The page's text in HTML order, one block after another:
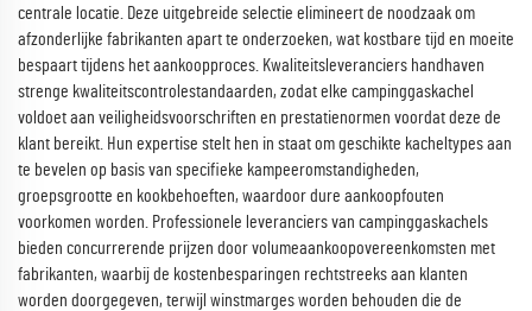
centrale locatie. Deze uitgebreide selectie elimineert de noodzaak om
afzonderlijke fabrikanten apart te onderzoeken, wat kostbare tijd en moeite
bespaart tijdens het aankoopproces. Kwaliteitsleveranciers handhaven
strenge kwaliteitscontrolestandaarden, zodat elke campinggaskachel
voldoet aan veiligheidsvoorschriften en prestatienormen voordat deze de
klant bereikt. Hun expertise stelt hen in staat om geschikte kacheltypes aan
te bevelen op basis van specifieke kampeeromstandigheden,
groepsgrootte en kookbehoeften, waardoor dure aankoopfouten
voorkomen worden. Professionele leveranciers van campinggaskachels
bieden concurrerende prijzen door volumeaankoopovereenkomsten met
fabrikanten, waarbij de kostenbesparingen rechtstreeks aan klanten
worden doorgegeven, terwijl winstmarges worden behouden die de